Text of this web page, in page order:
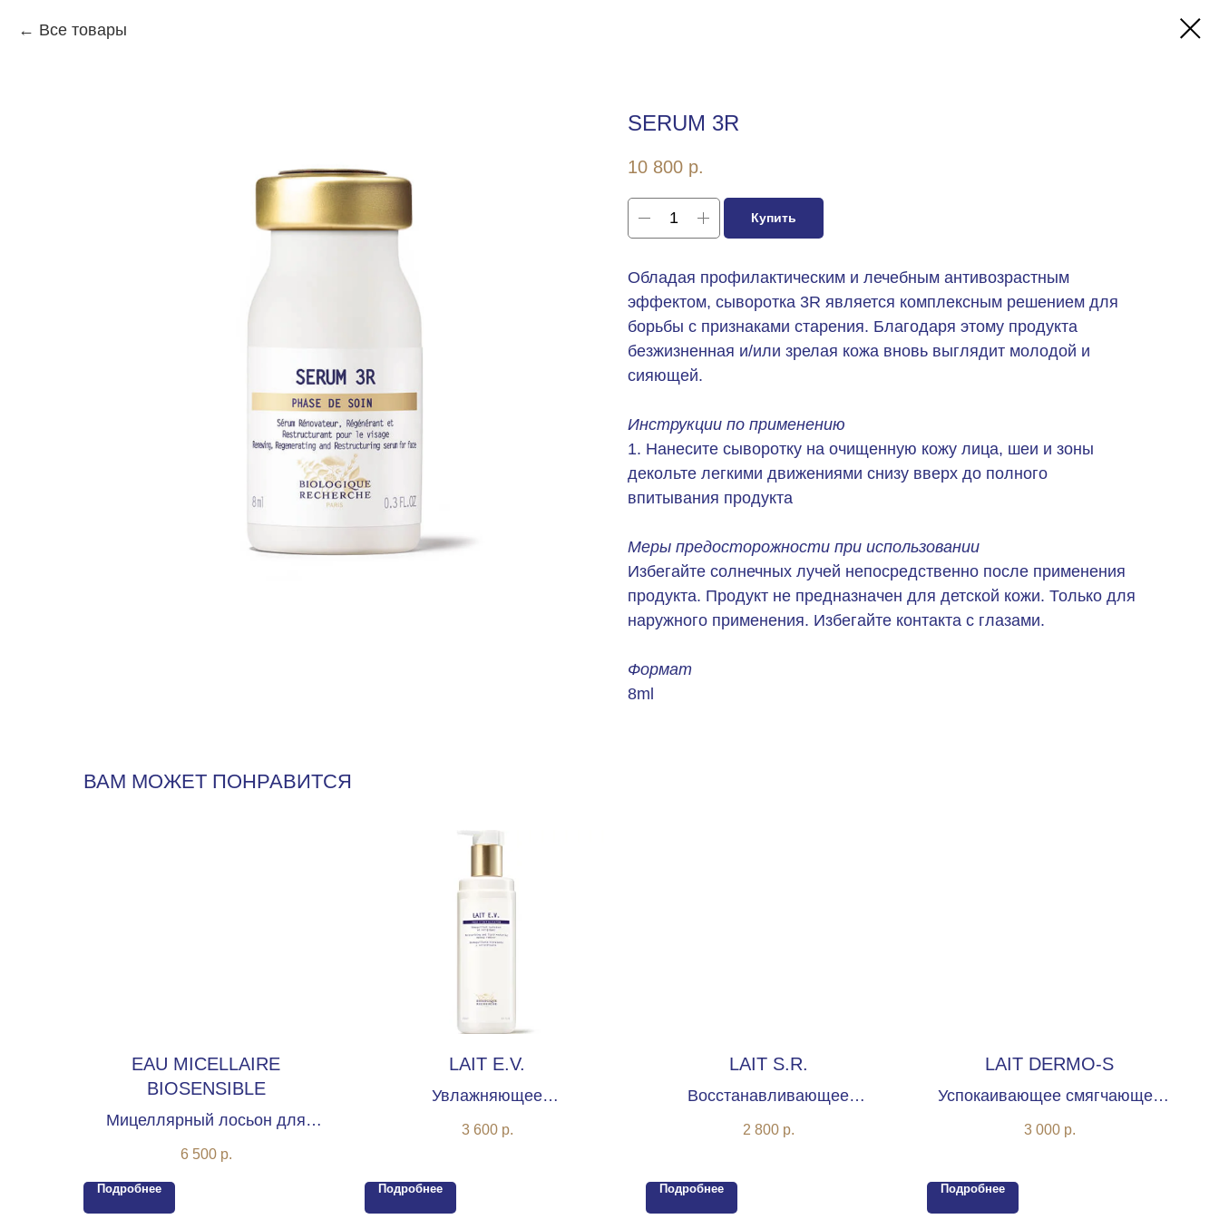
Все товары
SERUM 3R
10 800 р.
Купить
Обладая профилактическим и лечебным антивозрастным
эффектом, сыворотка 3R является комплексным решением для
борьбы с признаками старения. Благодаря этому продукта
безжизненная и/или зрелая кожа вновь выглядит молодой и
сияющей.
Инструкции по применению
1. Нанесите сыворотку на очищенную кожу лица, шеи и зоны
декольте легкими движениями снизу вверх до полного
впитывания продукта
Меры предосторожности при использовании
Избегайте солнечных лучей непосредственно после применения
продукта. Продукт не предназначен для детской кожи. Только для
наружного применения. Избегайте контакта с глазами.
Формат
8ml
ВАМ МОЖЕТ ПОНРАВИТСЯ
EAU MICELLAIRE
BIOSENSIBLE
Мицеллярный лосьон для
чувствительной кожи лица
6 500 р.
Подробнее
LAIT E.V.
Увлажняющее
липидовосстанавливающее
3 600 р.
Подробнее
LAIT S.R.
Восстанавливающее
очищающее молочко
2 800 р.
Подробнее
LAIT DERMO-S
Успокаивающее смягчающее
очищающее молочко
3 000 р.
Подробнее